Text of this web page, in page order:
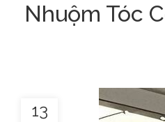
Nhuộm Tóc
13